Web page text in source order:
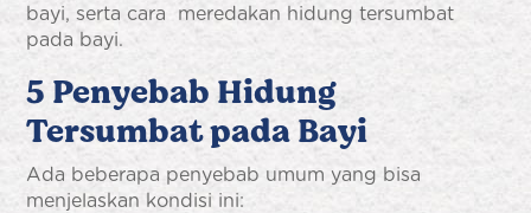
bayi, serta cara meredakan hidung tersumbat
pada bayi.
5 Penyebab Hidung
Tersumbat pada Bayi
Ada beberapa penyebab umum yang bisa
menjelaskan kondisi ini: